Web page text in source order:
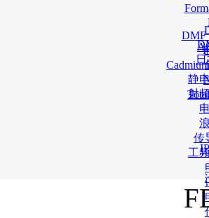
DMF
静
射
传
工